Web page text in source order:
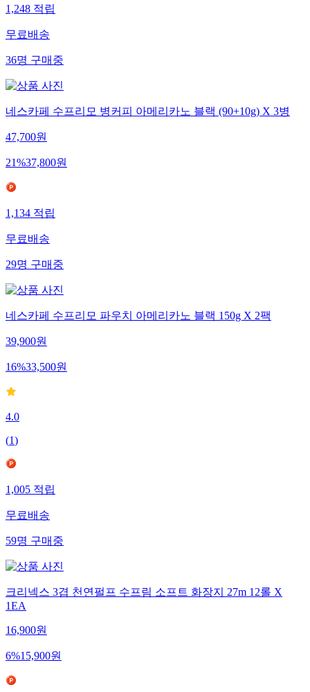
1,248적립
무료배송
36명구매중
네스카페 수프리모 병커피 아메리카노 블랙 (90+10g) X 3병
47,700원
21%37,800원
1,134적립
무료배송
29명구매중
네스카페 수프리모 파우치 아메리카노 블랙 150g X 2팩
39,900원
16%33,500원
4.0
(1)
1,005적립
무료배송
59명구매중
크리넥스 3겹 천연펄프 수프림 소프트 화장지 27m 12롤 X
1EA
16,900원
6%15,900원